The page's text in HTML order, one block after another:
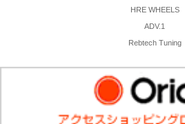
HRE WHEELS
ADV.1
Rebtech Tuning